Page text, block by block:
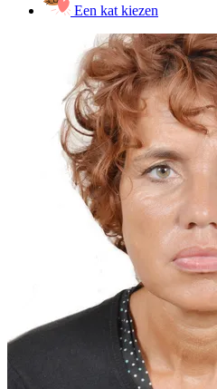
Een kat kiezen